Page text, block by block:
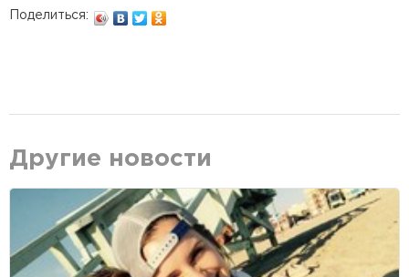
Поделиться:
Другие новости